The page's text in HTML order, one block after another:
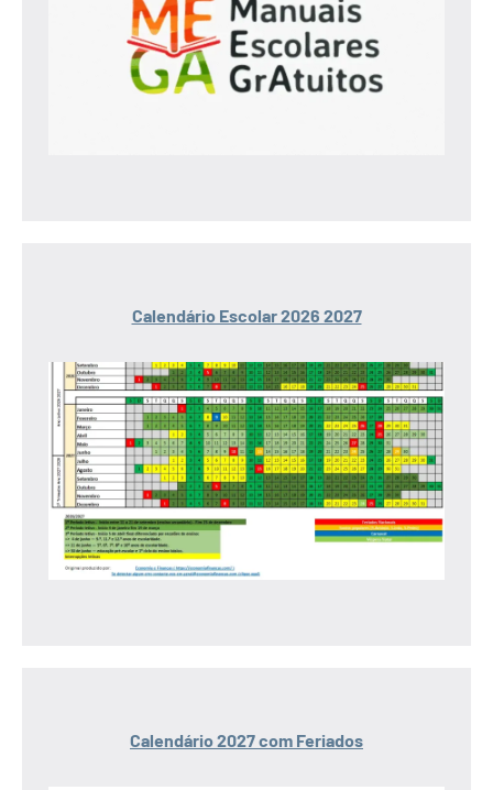
Calendário Escolar 2026 2027
Calendário 2027 com Feriados